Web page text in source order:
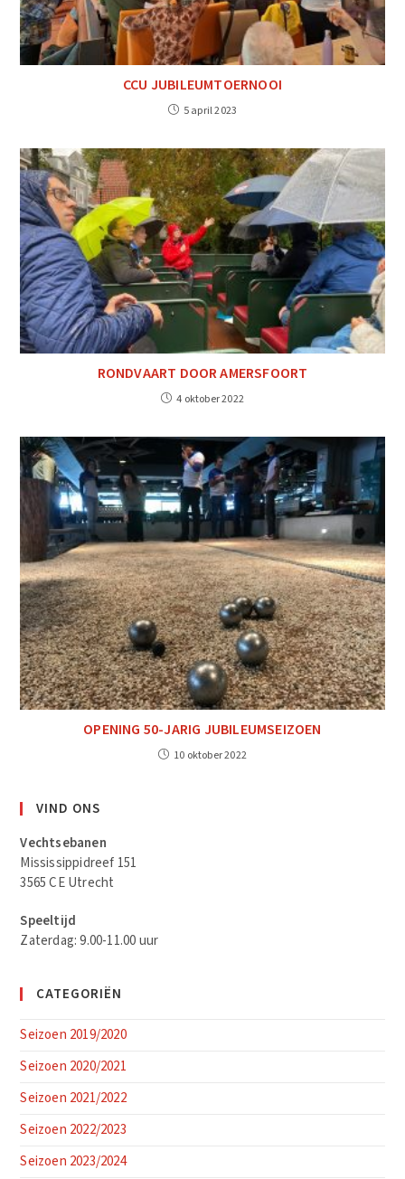
CCU JUBILEUMTOERNOOI
5 april 2023
RONDVAART DOOR AMERSFOORT
4 oktober 2022
OPENING 50-JARIG JUBILEUMSEIZOEN
10 oktober 2022
VIND ONS
Vechtsebanen
Mississippidreef 151
3565 CE Utrecht
Speeltijd
Zaterdag: 9.00-11.00 uur
CATEGORIËN
Seizoen 2019/2020
Seizoen 2020/2021
Seizoen 2021/2022
Seizoen 2022/2023
Seizoen 2023/2024